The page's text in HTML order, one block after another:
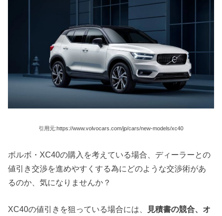
引用元:https://www.volvocars.com/jp/cars/new-models/xc40
ボルボ・XC40の購入を考えている場合、ディーラーとの
値引き交渉を進めやすくする為にどのような交渉術があ
るのか、気になりませんか？
XC40の値引きを狙っている場合には、
見積書の競合、オ